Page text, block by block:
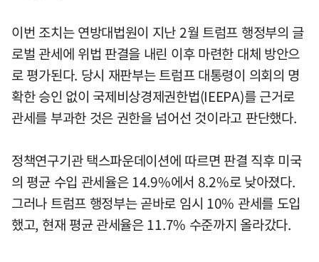
이번 조치는 연방대법원이 지난 2월 트럼프 행정부의 글
로벌 관세에 위법 판결을 내린 이후 마련한 대체 방안으
로 평가된다. 당시 재판부는 트럼프 대통령이 의회의 명
확한 승인 없이 국제비상경제권한법(IEEPA)를 근거로
관세를 부과한 것은 권한을 넘어선 것이라고 판단했다.
정책연구기관 택스파운데이션에 따르면 판결 직후 미국
의 평균 수입 관세율은 14.9%에서 8.2%로 낮아졌다.
그러나 트럼프 행정부는 곧바로 임시 10% 관세를 도입
했고, 현재 평균 관세율은 11.7% 수준까지 올라갔다.